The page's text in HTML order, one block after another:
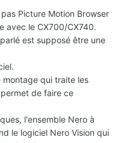
Picture Motion Browser
avec le CX700/CX740.
est supposé être une
montage qui traite les
de faire ce
l'ensemble Nero à
le logiciel Nero Vision qui